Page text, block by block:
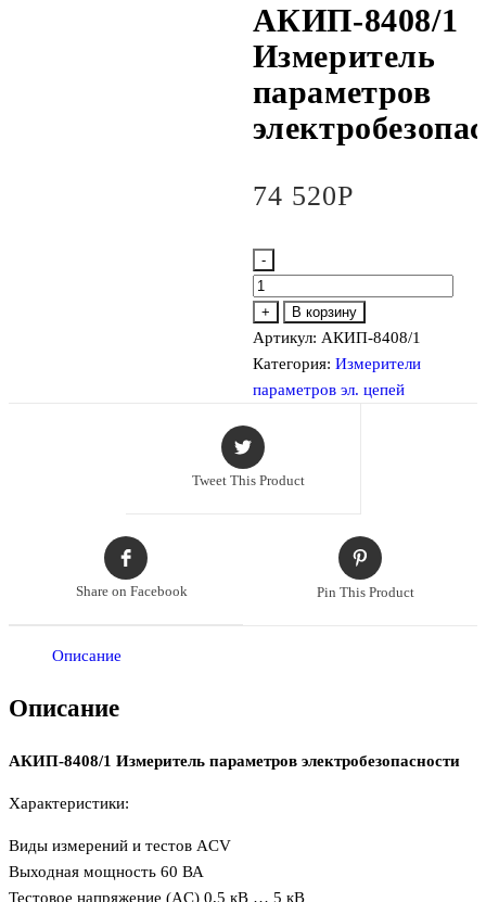
АКИП-8408/1
Измеритель
параметров
74 520Р
-
Количество
товара
АКИП-8408/1
Измеритель
параметров
+ В корзину
Артикул: АКИП-8408/1
Категория: Измерители
параметров эл. цепей
Tweet This Product
Share on Facebook Pin This Product
Описание
Описание
АКИП-8408/1 Измеритель параметров электробезопасности
Характеристики:
Виды измерений и тестов ACV
Выходная мощность 60 ВА
Тестовое напряжение (AC) 0,5 кВ … 5 кВ